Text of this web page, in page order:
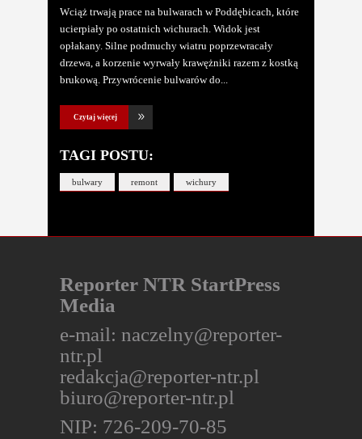
Wciąż trwają prace na bulwarach w Poddębicach, które
ucierpiały po ostatnich wichurach. Widok jest
opłakany. Silne podmuchy wiatru poprzewracały
drzewa, a korzenie wyrwały krawężniki razem z kostką
brukową. Przywrócenie bulwarów do
Czytaj więcej
TAGI POSTU:
bulwary remont wichury
Reporter NTR StartPress
Media
e-mail: naczelny@reporter-
ntr.pl
redakcja@reporter-ntr.pl
biuro@reporter-ntr.pl
NIP: 726-209-70-85